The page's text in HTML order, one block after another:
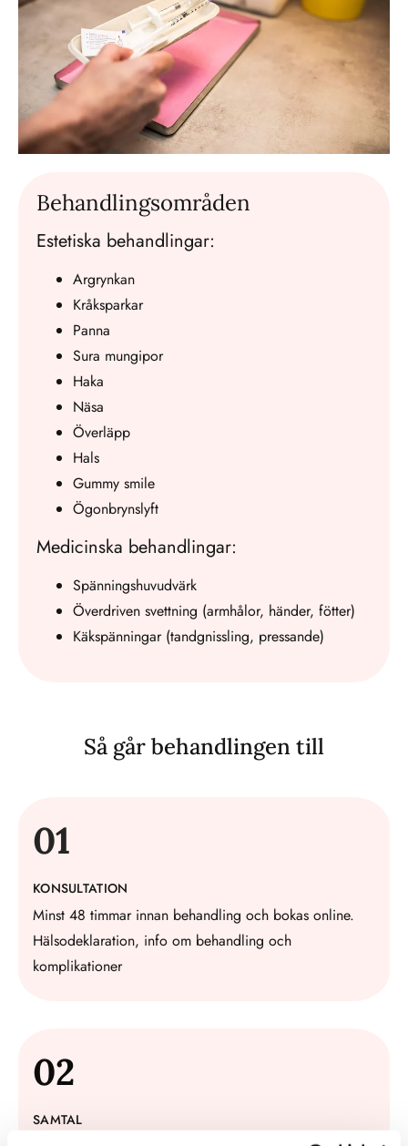
Behandlingsområden
Estetiska behandlingar:
Argrynkan
Kråksparkar
Panna
Sura mungipor
Haka
Näsa
Överläpp
Hals
Gummy smile
Ögonbrynslyft
Medicinska behandlingar:
Spänningshuvudvärk
Överdriven svettning (armhålor, händer, fötter)
Käkspänningar (tandgnissling, pressande)
Så går behandlingen till
01
KONSULTATION
Minst 48 timmar innan behandling och bokas online.
Hälsodeklaration, info om behandling och
komplikationer
02
SAMTAL